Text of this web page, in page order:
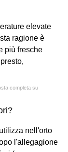
elevate
ragione è
più fresche
completa su
nell'orto
l'allegagione